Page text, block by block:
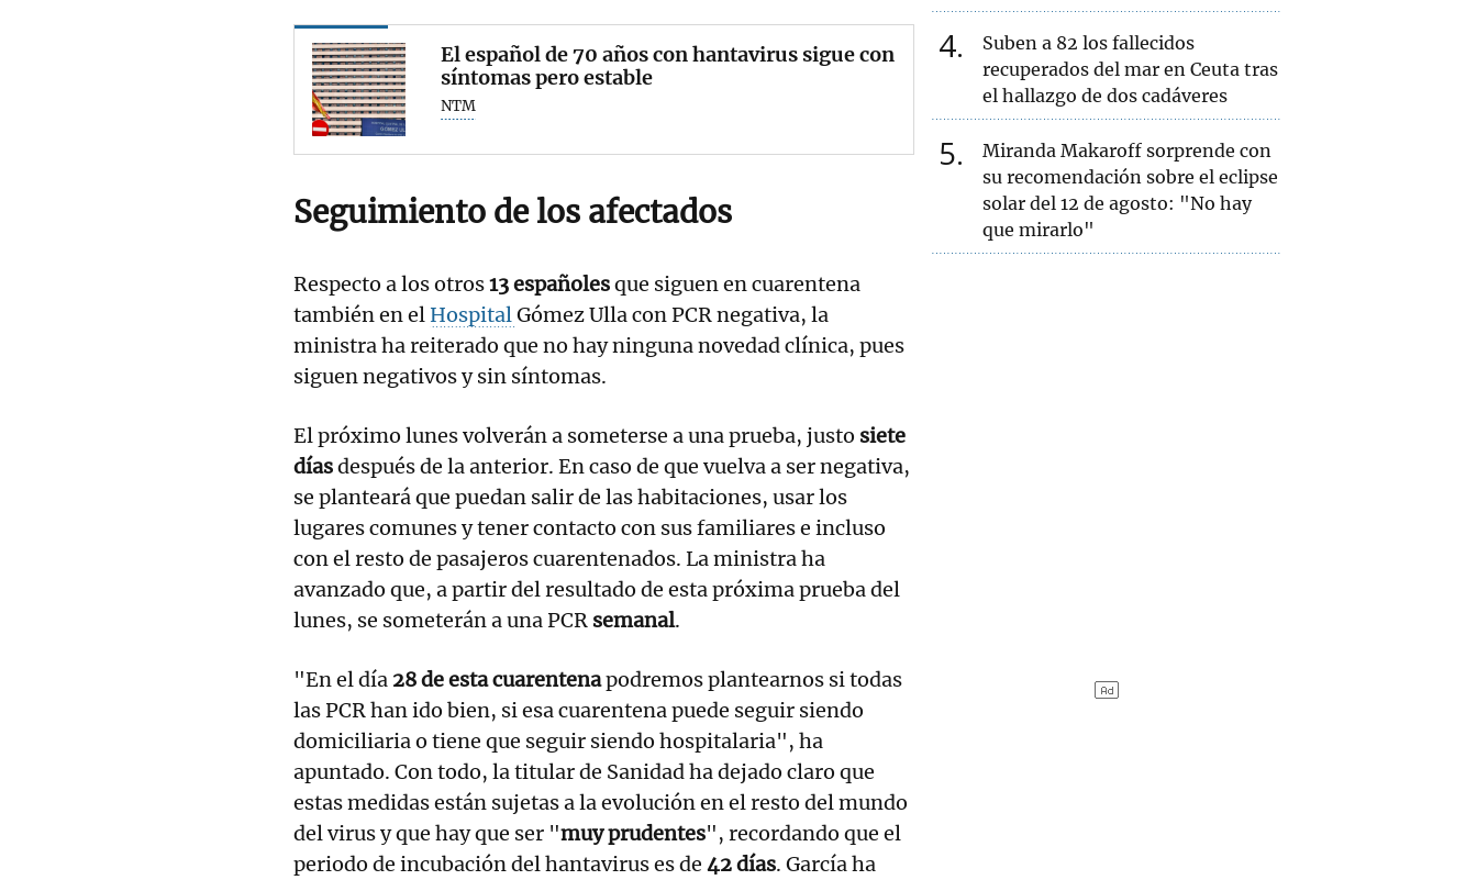
El español de 70 años con hantavirus sigue con
síntomas pero estable
NTM
Seguimiento de los afectados
Respecto a los otros13 españolesque siguen en cuarentena
también en el HospitalGómez Ulla con PCR negativa, la
ministra ha reiterado que no hay ninguna novedad clínica, pues
siguen negativos y sin síntomas.
El próximo lunes volverán a someterse a una prueba, justo siete
díasdespués de la anterior. En caso de que vuelva a ser negativa,
se planteará que puedan salir de las habitaciones, usar los
lugares comunes y tener contacto con sus familiares e incluso
con el resto de pasajeros cuarentenados. La ministra ha
avanzado que, a partir del resultado de esta próxima prueba del
lunes, se someterán a una PCR semanal.
"En el día 28 de esta cuarentenapodremos plantearnos si todas
las PCR han ido bien, si esa cuarentena puede seguir siendo
domiciliaria o tiene que seguir siendo hospitalaria", ha
apuntado. Con todo, la titular de Sanidad ha dejado claro que
estas medidas están sujetas a la evolución en el resto del mundo
del virus y que hay que ser "muy prudentes", recordando que el
periodo de incubación del hantavirus es de 42 días. García ha
4
Suben a 82 los fallecidos
recuperados del mar en Ceuta tras
el hallazgo de dos cadáveres
5
Miranda Makaroff sorprende con
su recomendación sobre el eclipse
solar del 12 de agosto: "No hay
que mirarlo"